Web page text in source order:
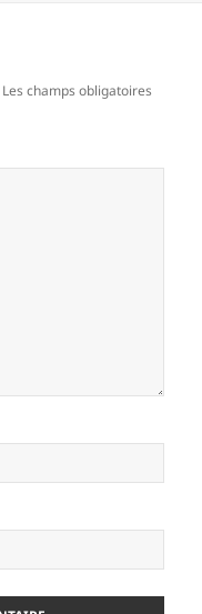
Les champs obligatoires